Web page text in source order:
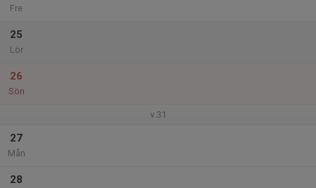
Fre
25
Lör
26
Sön
v.31
27
Mån
28